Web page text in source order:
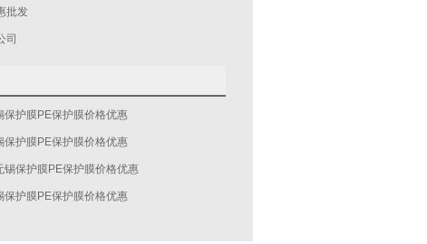
批发
司
保护膜PE保护膜价格优惠
保护膜PE保护膜价格优惠
锡保护膜PE保护膜价格优惠
保护膜PE保护膜价格优惠